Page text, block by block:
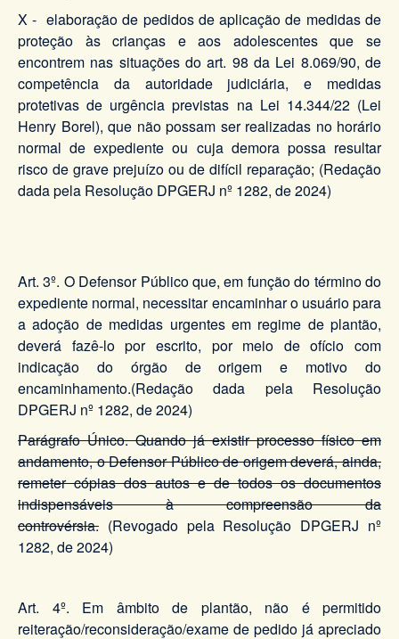
X - elaboração de pedidos de aplicação de medidas de
proteção às crianças e aos adolescentes que se
encontrem nas situações do art. 98 da Lei 8.069/90, de
competência da autoridade judiciária, e medidas
protetivas de urgência previstas na Lei 14.344/22 (Lei
Henry Borel), que não possam ser realizadas no horário
normal de expediente ou cuja demora possa resultar
risco de grave prejuízo ou de difícil reparação; (Redação
dada pela Resolução DPGERJ nº 1282, de 2024)
Art. 3º. O Defensor Público que, em função do término do
expediente normal, necessitar encaminhar o usuário para
a adoção de medidas urgentes em regime de plantão,
deverá fazê-lo por escrito, por meio de ofício com
indicação do órgão de origem e motivo do
encaminhamento.(Redação dada pela Resolução
DPGERJ nº 1282, de 2024)
Parágrafo Único. Quando já existir processo físico em
andamento, o Defensor Público de origem deverá, ainda,
remeter cópias dos autos e de todos os documentos
indispensáveis à compreensão da
controvérsia. (Revogado pela Resolução DPGERJ nº
1282, de 2024)
Art. 4º. Em âmbito de plantão, não é permitido
reiteração/reconsideração/exame de pedido já apreciado